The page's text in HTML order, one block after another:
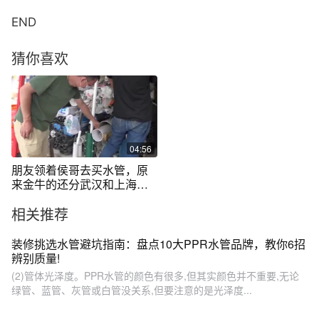
END
猜你喜欢
04:56
朋友领着侯哥去买水管，原
来金牛的还分武汉和上海
相关推荐
装修挑选水管避坑指南：盘点10大PPR水管品牌，教你6招
辨别质量!
(2)管体光泽度。PPR水管的颜色有很多,但其实颜色并不重要,无论
绿管、蓝管、灰管或白管没关系,但要注意的是光泽度...